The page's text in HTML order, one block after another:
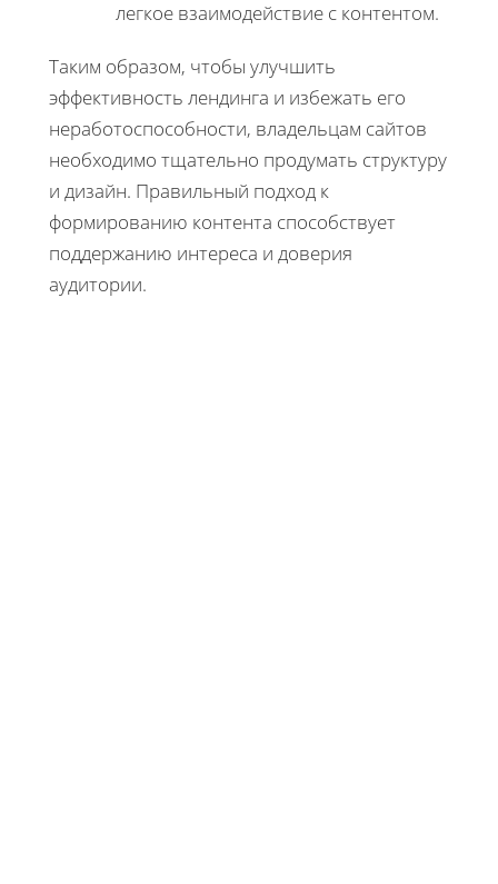
легкое взаимодействие с контентом.
Таким образом, чтобы улучшить
эффективность лендинга и избежать его
неработоспособности, владельцам сайтов
необходимо тщательно продумать структуру
и дизайн. Правильный подход к
формированию контента способствует
поддержанию интереса и доверия
аудитории.